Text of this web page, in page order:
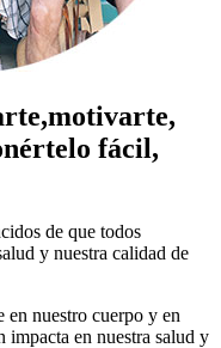
fácil,
de que todos
y nuestra calidad de
nuestro cuerpo y en
impacta en nuestra salud y